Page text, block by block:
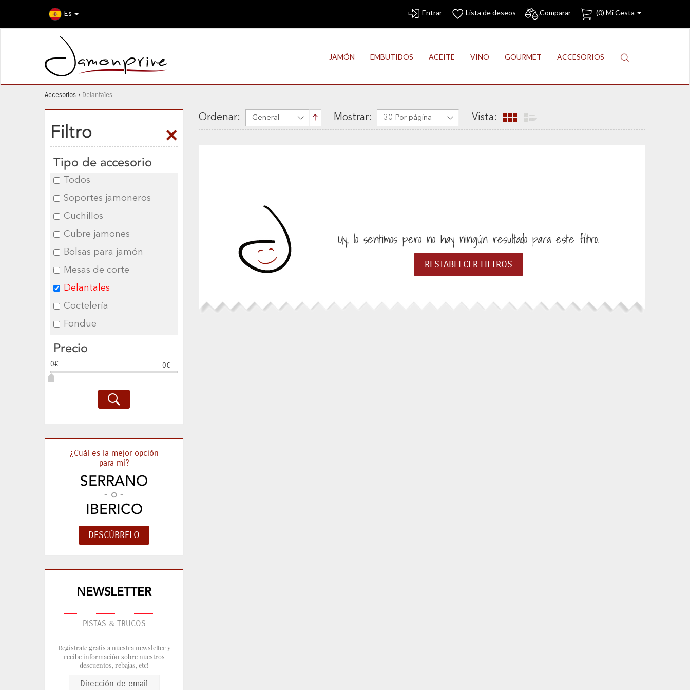
Es Entrar Lista de deseos Comparar (0) Mi Cesta
JAMÓN EMBUTIDOS ACEITE VINO GOURMET ACCESORIOS
Accesorios › Delantales
Ordenar: General Mostrar: 30 Por página Vista:
Uy, lo sentimos pero no hay ningún resultado para este filtro.
Filtro
Tipo de accesorio
Todos
Soportes jamoneros
Cuchillos
Cubre jamones
Bolsas para jamón
Mesas de corte
Delantales
Coctelería
Fondue
Precio
0€ 0€
¿Cuál es la mejor opción
para mi?
SERRANO
- o -
IBERICO
NEWSLETTER
PISTAS & TRUCOS
Regístrate gratis a nuestra newsletter y
recibe información sobre nuestros
descuentos, rebajas, etc!